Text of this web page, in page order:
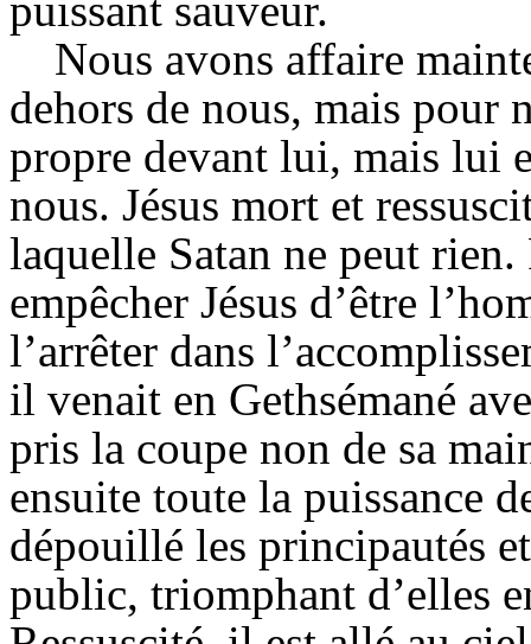
Nous avons affaire
dehors de nous, mais pour
propre devant lui, mais lui
nous. Jésus mort et
laquelle Satan ne peut
empêcher Jésus d’être
l’arrêter dans
il venait en Gethsémané
pris la coupe non de sa
ensuite toute la puissance
dépouillé les principautés
public, triomphant d’elles